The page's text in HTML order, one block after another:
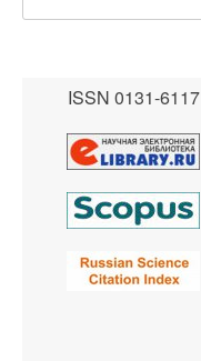
ISSN 0131-6117